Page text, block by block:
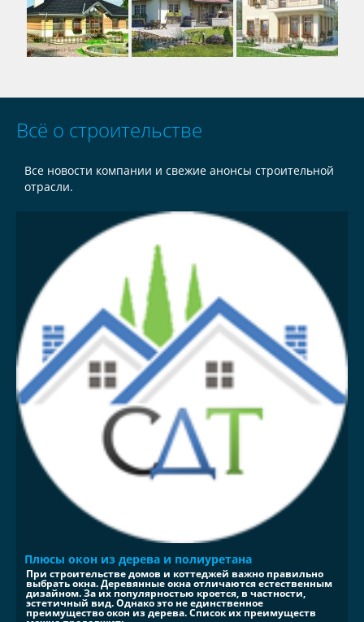
Всё о строительстве
Все новости компании и свежие анонсы строительной
отрасли.
Плюсы окон из дерева и полиуретана
При строительстве домов и коттеджей важно правильно
выбрать окна. Деревянные окна отличаются естественным
дизайном. За их популярностью кроется, в частности,
эстетичный вид. Однако это не единственное
преимущество окон из дерева. Список их преимуществ